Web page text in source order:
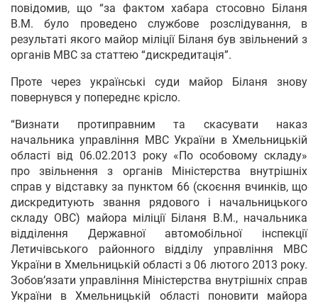
повідомив, що “за фактом хабара стосовно Біланя
В.М. було проведено службове розслідування, в
результаті якого майор міліції Біланя був звільнений з
органів МВС за статтею “дискредитація”.
Проте через українські суди майор Біланя знову
повернувся у попереднє крісло.
“Визнати протиправним та скасувати наказ
начальника управління МВС України в Хмельницькій
області від 06.02.2013 року «По особовому складу»
про звільнення з органів Міністерства внутрішніх
справ у відставку за пунктом 66 (скоєння вчинків, що
дискредитують звання рядового і начальницького
складу ОВС) майора міліції Біланя В.М., начальника
відділення Державної автомобільної інспекції
Летичівського районного відділу управління МВС
України в Хмельницькій області з 06 лютого 2013 року.
Зобов’язати управління Міністерства внутрішніх справ
України в Хмельницькій області поновити майора